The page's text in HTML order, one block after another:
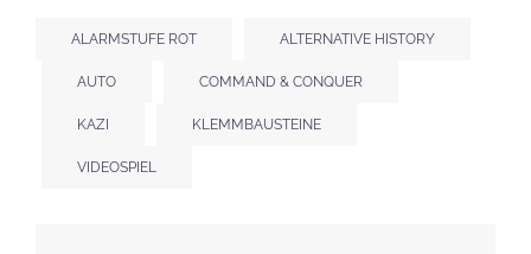
ALARMSTUFE ROT ALTERNATIVE HISTORY
AUTO COMMAND & CONQUER
KAZI KLEMMBAUSTEINE
VIDEOSPIEL